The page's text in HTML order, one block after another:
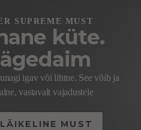
SUPREME MUST
küte.
igav või lihtne. See võib ja
vastavalt vajadustele
MUST